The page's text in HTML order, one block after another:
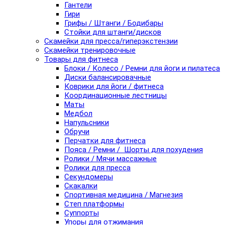
Гантели
Гири
Грифы / Штанги / Бодибары
Стойки для штанги/дисков
Скамейки для пресса/гиперэкстензии
Скамейки тренировочные
Товары для фитнеса
Блоки / Колесо / Ремни для йоги и пилатеса
Диски балансировачные
Коврики для йоги / фитнеса
Координационные лестницы
Маты
Медбол
Напульсники
Обручи
Перчатки для фитнеса
Пояса / Ремни / Шорты для похудения
Ролики / Мячи массажные
Ролики для пресса
Секундомеры
Скакалки
Спортивная медицина / Магнезия
Степ платформы
Суппорты
Упоры для отжимания